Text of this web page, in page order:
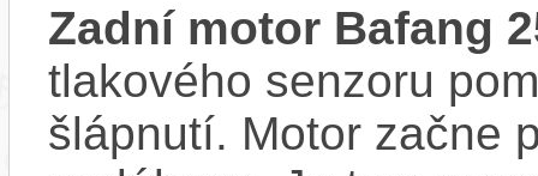
Zadní motor Bafang
tlakového senzoru
šlápnutí. Motor začne